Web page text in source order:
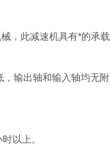
，此减速机具有*的承
输出轴和输入轴均无
以上。